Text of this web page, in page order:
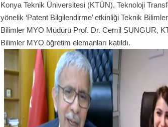
Konya Teknik Üniversitesi (KTÜN), Teknoloji
yönelik ‘Patent Bilgilendirme’ etkinliği Teknik
Bilimler MYO Müdürü Prof. Dr. Cemil SUNGUR,
Bilimler MYO öğretim elemanları katıldı.